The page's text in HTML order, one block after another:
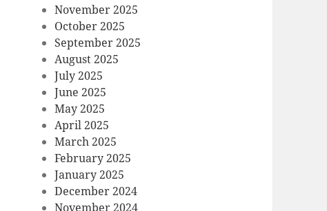
November 2025
October 2025
September 2025
August 2025
July 2025
June 2025
May 2025
April 2025
March 2025
February 2025
January 2025
December 2024
November 2024